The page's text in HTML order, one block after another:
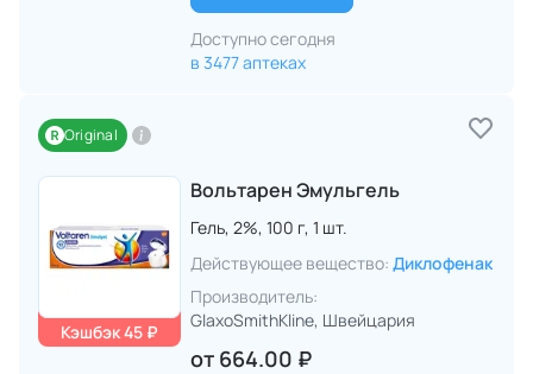
Доступно сегодня
в 3477 аптеках
Original
Кэшбэк 45 ₽
Вольтарен Эмульгель
Гель, 2%, 100 г, 1 шт.
Действующее вещество: Диклофенак
Производитель:
GlaxoSmithKline, Швейцария
от 664.00 ₽